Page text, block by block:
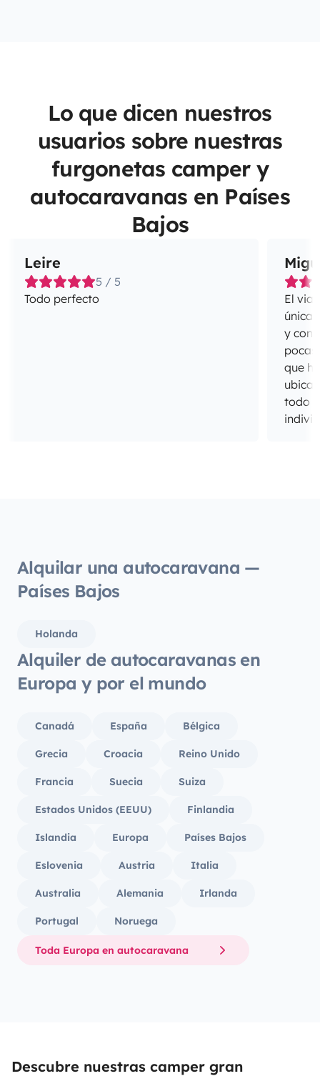
Lo que dicen nuestros
usuarios sobre nuestras
furgonetas camper y
autocaravanas en Países
Bajos
Leire
5 / 5
Todo perfecto
El
y
que
todo
Alquilar una autocaravana —
Países Bajos
Holanda
Alquiler de autocaravanas en
Europa y por el mundo
Canadá España Bélgica
Grecia Croacia Reino Unido
Francia Suecia Suiza
Estados Unidos (EEUU) Finlandia
Islandia Europa Países Bajos
Eslovenia Austria Italia
Australia Alemania Irlanda
Portugal Noruega
Toda Europa en autocaravana
Descubre nuestras camper gran